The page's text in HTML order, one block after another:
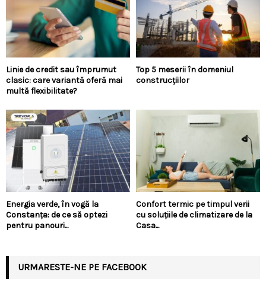
Linie de credit sau împrumut
clasic: care variantă oferă mai
multă flexibilitate?
Top 5 meserii în domeniul
construcțiilor
Energia verde, în vogă la
Constanța: de ce să optezi
pentru panouri...
Confort termic pe timpul verii
cu soluțiile de climatizare de la
Casa...
URMARESTE-NE PE FACEBOOK